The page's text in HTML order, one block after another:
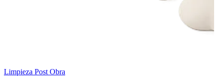
Limpieza Post Obra